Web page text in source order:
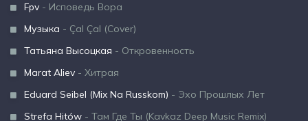
Fpv - Исповедь Вора
Музыка - Çal Çal (Cover)
Татьяна Высоцкая - Откровенность
Marat Aliev - Хитрая
Eduard Seibel (Mix Na Russkom) - Эхо Прошлых Лет
Strefa Hitów - Там Где Ты (Kavkaz Deep Music Remix)